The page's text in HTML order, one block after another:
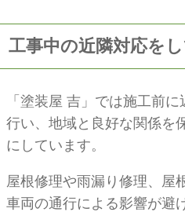
工事中の近隣対応を
「塗装屋 吉」では施工前
行い、地域と良好な関係を
にしています。
屋根修理や雨漏り修理、屋
車両の通行による影響が避